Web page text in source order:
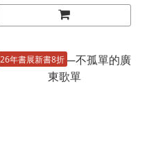
26年書展新書8折